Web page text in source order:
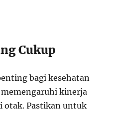
Cukup
bagi kesehatan
kinerja
otak. Pastikan untuk